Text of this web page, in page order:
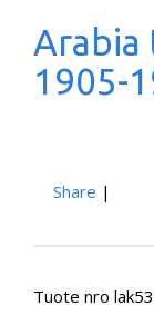
Arabia
1905-
Share |
Tuote nro